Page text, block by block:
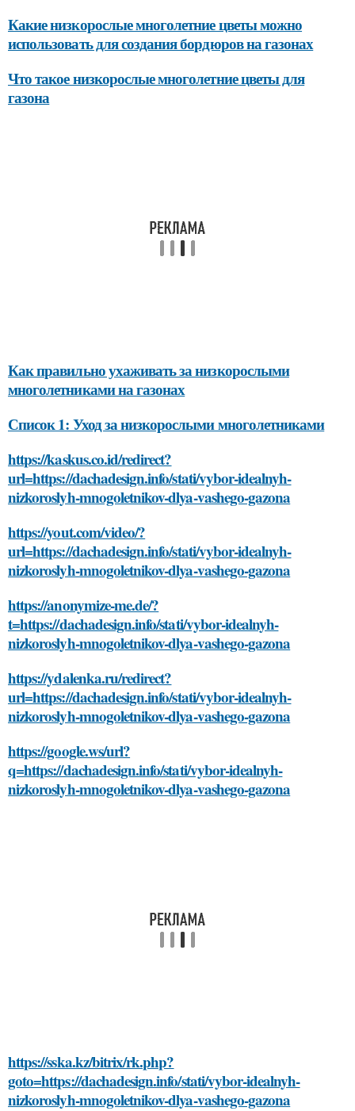
Какие низкорослые многолетние цветы можно
использовать для создания бордюров на газонах
Что такое низкорослые многолетние цветы для
газона
Как правильно ухаживать за низкорослыми
многолетниками на газонах
Список 1: Уход за низкорослыми многолетниками
https://kaskus.co.id/redirect?
url=https://dachadesign.info/stati/vybor-idealnyh-
nizkoroslyh-mnogoletnikov-dlya-vashego-gazona
https://yout.com/video/?
url=https://dachadesign.info/stati/vybor-idealnyh-
nizkoroslyh-mnogoletnikov-dlya-vashego-gazona
https://anonymize-me.de/?
t=https://dachadesign.info/stati/vybor-idealnyh-
nizkoroslyh-mnogoletnikov-dlya-vashego-gazona
https://ydalenka.ru/redirect?
url=https://dachadesign.info/stati/vybor-idealnyh-
nizkoroslyh-mnogoletnikov-dlya-vashego-gazona
https://google.ws/url?
q=https://dachadesign.info/stati/vybor-idealnyh-
nizkoroslyh-mnogoletnikov-dlya-vashego-gazona
https://sska.kz/bitrix/rk.php?
goto=https://dachadesign.info/stati/vybor-idealnyh-
nizkoroslyh-mnogoletnikov-dlya-vashego-gazona